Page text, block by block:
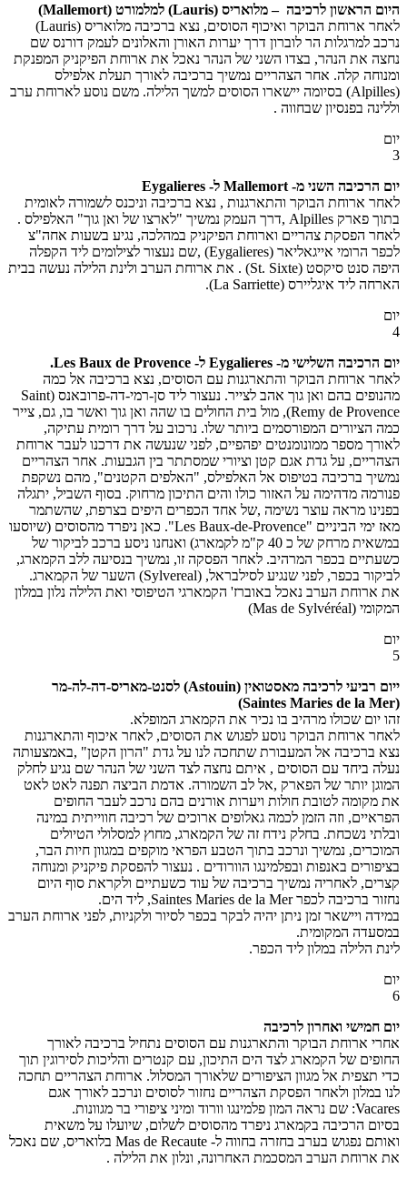
היום הראשון לרכיבה – מלואריס (Lauris) למלמורט (Mallemort)
לאחר ארוחת הבוקר ואיכוף הסוסים, נצא ברכיבה מלואריס (Lauris)
נרכב למרגלות הר לוברון דרך יערות האורן והאלונים לעמק דורנס שם
נחצה את הנהר, בצדו השני של הנהר נאכל את ארוחת הפיקניק המפנקת
ומנוחה קלה. אחר הצהריים נמשיך ברכיבה לאורך תעלת אלפילס
(Alpilles) בסיומה יישארו הסוסים למשך הלילה. משם נוסע לארוחת ערב
וללינה בפנסיון שבחווה .
יום
3
יום הרכיבה השני מ- Mallemort ל- Eygalieres
לאחר ארוחת הבוקר והתארגנות , נצא ברכיבה וניכנס לשמורה לאומית
בתוך פארק Alpilles ,דרך העמק נמשיך "לארצו של ואן גוך" האלפילס .
לאחר הפסקת צהריים וארוחת הפיקניק במהלכה, נגיע בשעות אחה"צ
לכפר הרומי אייגאליאר (Eygalieres) ,שם נעצור לצילומים ליד הקפלה
היפה סנט סיקסט (St. Sixte) . את ארוחת הערב ולינת הלילה נעשה בבית
הארחה ליד איגליירס (La Sarriette).
יום
4
יום הרכיבה השלישי מ- Eygalieres ל- Les Baux de Provence.
לאחר ארוחת הבוקר והתארגנות עם הסוסים, נצא ברכיבה אל כמה
מהנופים בהם ואן גוך אהב לצייר. נעצור ליד סן-רמי-דה-פרובאנס (Saint
Remy de Provence), מול בית החולים בו שהה ואן גוך ואשר בו, גם, צייר
כמה הציורים המפורסמים ביותר שלו. נרכוב על דרך רומית עתיקה,
לאורך מספר ממונומנטים יפהפיים, לפני שנעשה את דרכנו לעבר ארוחת
הצהריים, על גדת אגם קטן וציורי שמסתתר בין הגבעות. אחר הצהריים
נמשיך ברכיבה בטיפוס אל האלפילס, "האלפים הקטנים", מהם נשקפת
פנורמה מדהימה על האזור כולו והים התיכון מרחוק. בסוף השביל, יתגלה
בפנינו מראה עוצר נשימה ,של אחד הכפרים היפים בצרפת, שהשתמר
מאז ימי הביניים "Les Baux-de-Provence". כאן ניפרד מהסוסים (שיוסעו
במשאית מרחק של כ 40 ק"מ לקמארג) ואנחנו ניסע ברכב לביקור של
כשעתיים בכפר המרהיב. לאחר הפסקה זו, נמשיך בנסיעה ללב הקמארג,
לביקור בכפר, לפני שנגיע לסילבראל, (Sylvereal) השער של הקמארג.
את ארוחת הערב נאכל באוברז' הקמארגי הטיפוסי ואת הלילה נלון במלון
המקומי (Mas de Sylvéréal)
יום
5
ייום רביעי לרכיבה מאסטואין (Astouin) לסנט-מאריס-דה-לה-מר
(Saintes Maries de la Mer)
זהו יום שכולו מרהיב בו נכיר את הקמארג המופלא.
לאחר ארוחת הבוקר נוסע לפגוש את הסוסים, לאחר איכוף והתארגנות
נצא ברכיבה אל המעבורת שתחכה לנו על גדת "הרון הקטן" ,באמצעותה
נעלה ביחד עם הסוסים , איתם נחצה לצד השני של הנהר שם נגיע לחלק
המוגן יותר של הפארק ,אל לב השמורה. אדמת הביצה תפנה לאט לאט
את מקומה לטובת חולות ויערות אורנים בהם נרכב לעבר החופים
הפראיים, וזה הזמן לכמה גאלופים ארוכים של רכיבה חווייתית במינה
ובלתי נשכחת. בחלק נידח זה של הקמארג, מחוץ למסלולי הטיולים
המוכרים, נמשיך ונרכב בתוך הטבע הפראי מוקפים במגוון חיות הבר,
בציפורים באנפות ובפלמינגו הוורודים . נעצור להפסקת פיקניק ומנוחה
קצרים, לאחריה נמשיך ברכיבה של עוד כשעתיים ולקראת סוף היום
נחזור ברכיבה לכפר Saintes Maries de la Mer, ליד הים.
במידה ויישאר זמן ניתן יהיה לבקר בכפר לסיור ולקניות, לפני ארוחת הערב
במסעדה המקומית.
לינת הלילה במלון ליד הכפר.
יום
6
יום חמישי ואחרון לרכיבה
אחרי ארוחת הבוקר והתארגנות עם הסוסים נתחיל ברכיבה לאורך
החופים של הקמארג לצד הים התיכון, עם קנטרים והליכות לסירוגין תוך
כדי תצפית אל מגוון הציפורים שלאורך המסלול. ארוחת הצהריים תחכה
לנו במלון ולאחר הפסקת הצהריים נחזור לסוסים ונרכב לאורך אגם
Vacares: שם נראה המון פלמינגו וורוד ומיני ציפורי בר מגוונות.
בסיום הרכיבה בקמארג ניפרד מהסוסים לשלום, שיועלו על משאית
ואותם נפגוש בערב בחזרה בחווה ל- Mas de Recaute בלואריס, שם נאכל
את ארוחת הערב המסכמת האחרונה, ונלון את הלילה .